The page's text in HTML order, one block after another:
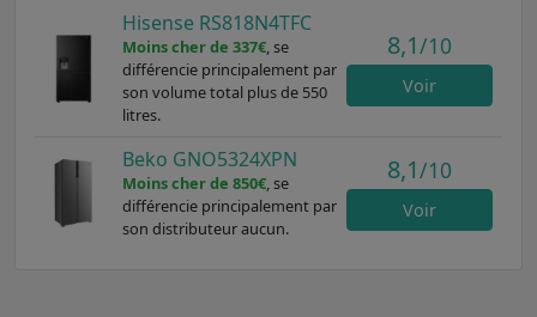
Hisense RS818N4TFC
Moins cher de 337€, se
différencie principalement par
son volume total plus de 550
litres.
8,1/10
Voir
Beko GNO5324XPN
Moins cher de 850€, se
différencie principalement par
son distributeur aucun.
8,1/10
Voir